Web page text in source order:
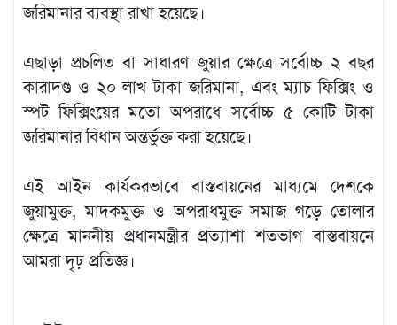
জরিমানার ব্যবস্থা রাখা হয়েছে।
এছাড়া প্রচলিত বা সাধারণ জুয়ার ক্ষেত্রে সর্বোচ্চ ২ বছর
কারাদণ্ড ও ২০ লাখ টাকা জরিমানা, এবং ম্যাচ ফিক্সিং ও
স্পট ফিক্সিংয়ের মতো অপরাধে সর্বোচ্চ ৫ কোটি টাকা
জরিমানার বিধান অন্তর্ভুক্ত করা হয়েছে।
এই আইন কার্যকরভাবে বাস্তবায়নের মাধ্যমে দেশকে
জুয়ামুক্ত, মাদকমুক্ত ও অপরাধমুক্ত সমাজ গড়ে তোলার
ক্ষেত্রে মাননীয় প্রধানমন্ত্রীর প্রত্যাশা শতভাগ বাস্তবায়নে
আমরা দৃঢ় প্রতিজ্ঞ।